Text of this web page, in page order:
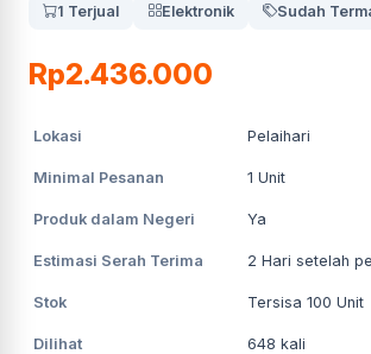
1 Terjual Elektronik Sudah
Rp2.436.000
Lokasi Pelaihari
Minimal Pesanan 1 Unit
Produk dalam Negeri Ya
Estimasi Serah Terima 2 Hari setelah
Stok Tersisa 100 Unit
Dilihat 648 kali